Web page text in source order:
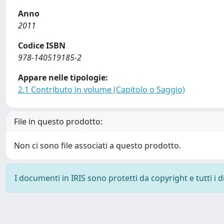
Anno
2011
Codice ISBN
978-140519185-2
Appare nelle tipologie:
2.1 Contributo in volume (Capitolo o Saggio)
File in questo prodotto:
Non ci sono file associati a questo prodotto.
I documenti in IRIS sono protetti da copyright e tutti i